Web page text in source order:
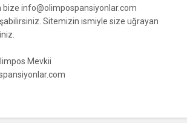
bize info@olimpospansiyonlar.com
Sitemizin ismiyle size uğrayan
Mevkii